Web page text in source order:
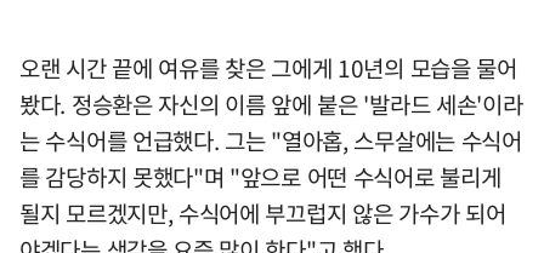
오랜 시간 끝에 여유를 찾은 그에게 10년의 모습을 물어
봤다. 정승환은 자신의 이름 앞에 붙은 '발라드 세손'이라
는 수식어를 언급했다. 그는 "열아홉, 스무살에는 수식어
를 감당하지 못했다"며 "앞으로 어떤 수식어로 불리게
될지 모르겠지만, 수식어에 부끄럽지 않은 가수가 되어